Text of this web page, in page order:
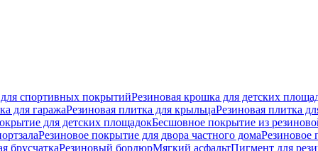
спортивных покрытийРезиновая крошка для детских
для гаражаРезиновая плитка для крыльцаРезиновая плитка
для детских площадокБесшовное покрытие из
Резиновое покрытие для двора частного домаРезиновое
брусчаткаРезиновый бордюрМягкий асфальтПигмент для